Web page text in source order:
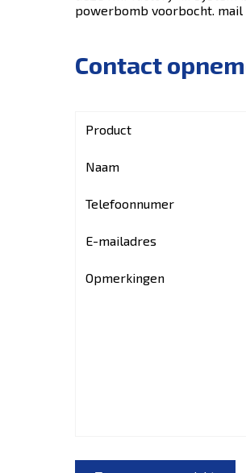
powerbomb voorbocht. mail
Contact
Product
Naam
Telefoonnumer
E-mailadres
Opmerkingen